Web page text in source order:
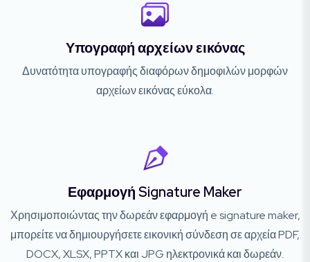
Υπογραφή αρχείων εικόνας
Δυνατότητα υπογραφής διαφόρων δημοφιλών μορφών
αρχείων εικόνας εύκολα.
Εφαρμογή Signature Maker
Χρησιμοποιώντας την δωρεάν εφαρμογή e signature maker,
μπορείτε να δημιουργήσετε εικονική σύνδεση σε αρχεία PDF,
DOCX, XLSX, PPTX και JPG ηλεκτρονικά και δωρεάν.